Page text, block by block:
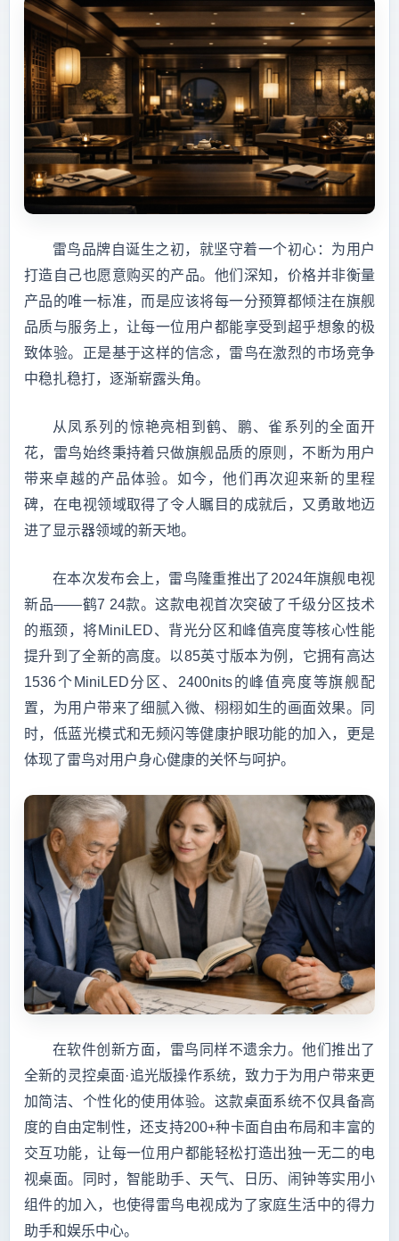
雷鸟品牌自诞生之初，就坚守着一个初心：为用户
打造自己也愿意购买的产品。他们深知，价格并非衡量
产品的唯一标准，而是应该将每一分预算都倾注在旗舰
品质与服务上，让每一位用户都能享受到超乎想象的极
致体验。正是基于这样的信念，雷鸟在激烈的市场竞争
中稳扎稳打，逐渐崭露头角。
从凤系列的惊艳亮相到鹤、鹏、雀系列的全面开
花，雷鸟始终秉持着只做旗舰品质的原则，不断为用户
带来卓越的产品体验。如今，他们再次迎来新的里程
碑，在电视领域取得了令人瞩目的成就后，又勇敢地迈
进了显示器领域的新天地。
在本次发布会上，雷鸟隆重推出了2024年旗舰电视
新品——鹤7 24款。这款电视首次突破了千级分区技术
的瓶颈，将MiniLED、背光分区和峰值亮度等核心性能
提升到了全新的高度。以85英寸版本为例，它拥有高达
1536个MiniLED分区、2400nits的峰值亮度等旗舰配
置，为用户带来了细腻入微、栩栩如生的画面效果。同
时，低蓝光模式和无频闪等健康护眼功能的加入，更是
体现了雷鸟对用户身心健康的关怀与呵护。
在软件创新方面，雷鸟同样不遗余力。他们推出了
全新的灵控桌面·追光版操作系统，致力于为用户带来更
加简洁、个性化的使用体验。这款桌面系统不仅具备高
度的自由定制性，还支持200+种卡面自由布局和丰富的
交互功能，让每一位用户都能轻松打造出独一无二的电
视桌面。同时，智能助手、天气、日历、闹钟等实用小
组件的加入，也使得雷鸟电视成为了家庭生活中的得力
助手和娱乐中心。